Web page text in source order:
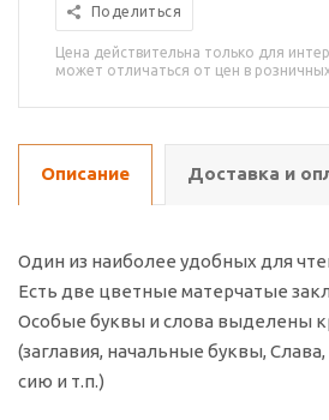
Поделиться
Цена действительна только для
может отличаться от цен в
Описание Доставка и
Один из наиболее удобных для
Есть две цветные матерчатые
Особые буквы и слова выделены
(заглавия, начальные буквы,
сию и т.п.)